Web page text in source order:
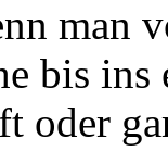
man
bis
oder